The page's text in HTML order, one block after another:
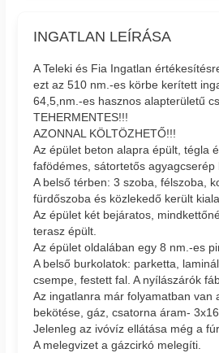
INGATLAN LEÍRÁSA
A Teleki és Fia Ingatlan
ezt az 510 nm.-es körbe kerített
64,5,nm.-es hasznos alapterületű
TEHERMENTES!!!
AZONNAL KÖLTÖZHETŐ!!!
Az épület beton alapra épült, tégla
fafödémes, sátortetős agyagcserép
A belső térben: 3 szoba, félszoba,
fürdőszoba és közlekedő került
Az épület két bejáratos,
terasz épült.
Az épület oldalában egy 8 nm.-es
A belső burkolatok: parketta,
csempe, festett fal. A nyílászárók
Az ingatlanra már folyamatban van
bekötése, gáz, csatorna áram-
Jelenleg az ivóvíz ellátása még a
A melegvizet a gázcirkó melegíti.